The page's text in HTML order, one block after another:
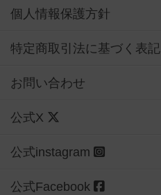
個人情報保護方針
特定商取引法に基づく表記
お問い合わせ
公式X
公式instagram
公式Facebook